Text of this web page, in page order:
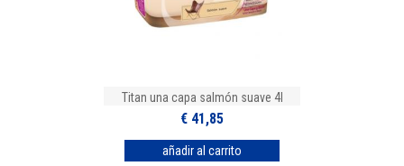
Titan una capa salmón suave 4l
€ 41,85